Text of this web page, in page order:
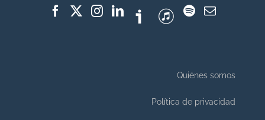
Quiénes somos
Política de privacidad